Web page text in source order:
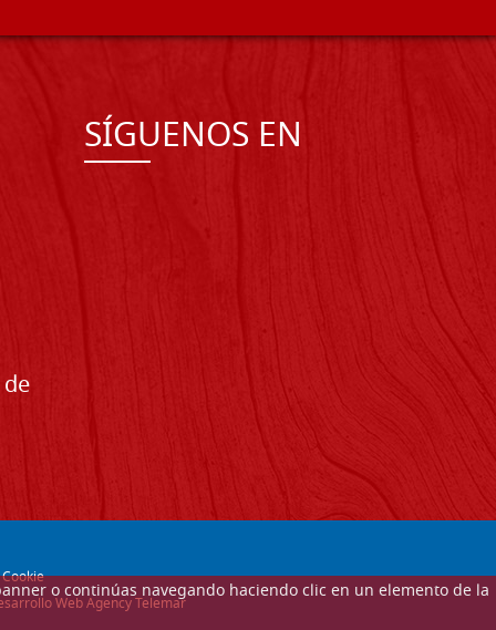
o continúas navegando haciendo clic en un elemento de la
SÍGUENOS EN
Cookie
Web Agency Telemar